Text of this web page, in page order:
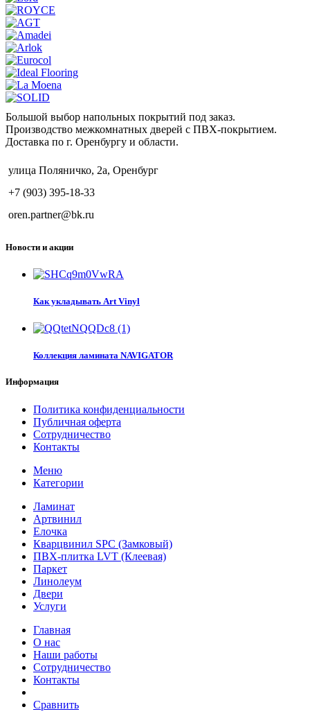
Большой выбор напольных покрытий под заказ.
Производство межкомнатных дверей с ПВХ-покрытием.
Доставка по г. Оренбургу и области.
улица Поляничко, 2а, Оренбург
+7 (903) 395-18-33
oren.partner@bk.ru
Новости и акции
Как укладывать Art Vinyl
Коллекция ламината NAVIGATOR
Информация
Политика конфиденциальности
Публичная оферта
Сотрудничество
Контакты
Меню
Категории
Ламинат
Артвинил
Елочка
Кварцвинил SPC (Замковый)
ПВХ-плитка LVT (Клеевая)
Паркет
Линолеум
Двери
Услуги
Главная
О нас
Наши работы
Сотрудничество
Контакты
Сравнить